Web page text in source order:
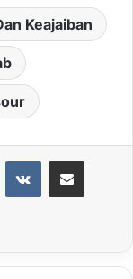
Keajaiban
VKontakteShare via Email